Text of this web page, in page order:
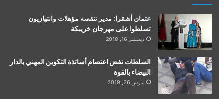
عثمان أشقرا: مدير تنقصه مؤهلات وانتهازيون
تسلطوا على مهرجان خريبكة
ديسمبر 16, 2018
السلطات تفض اعتصام أساتذة التكوين المهني بالدار
البيضاء بالقوة
مارس 26, 2019